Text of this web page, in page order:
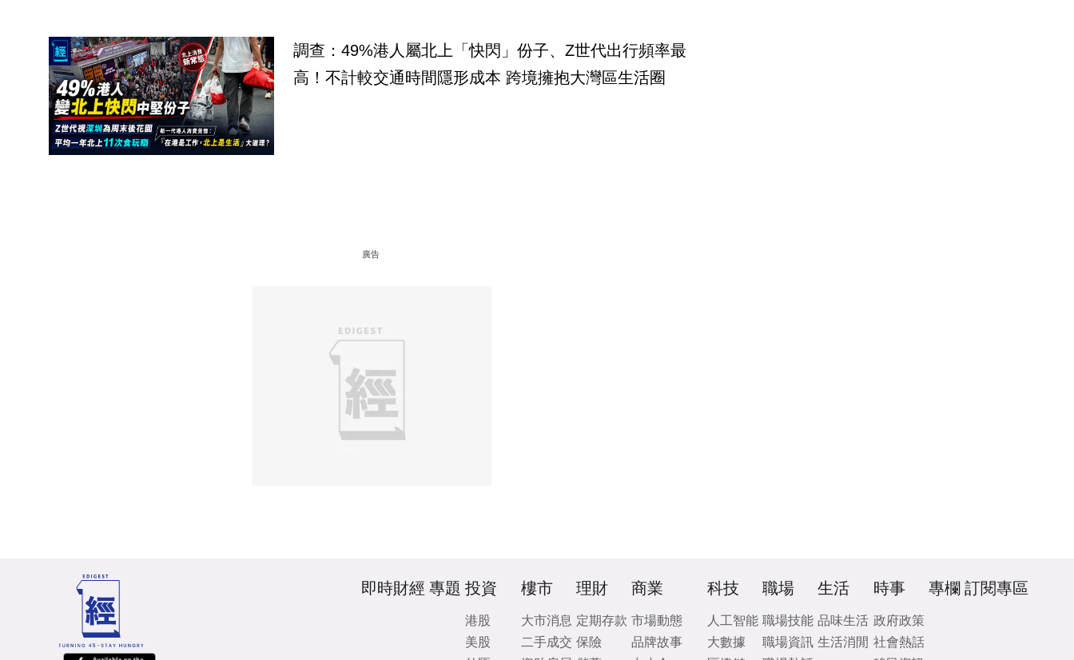
調查：49%港人屬北上「快閃」份子、Z世代出行頻率最
高！不計較交通時間隱形成本 跨境擁抱大灣區生活圈
廣告
即時財經 專題 投資
港股
美股
樓市
大市消息
二手成交
理財
定期存款
保險
商業
市場動態
品牌故事
科技
人工智能
大數據
職場
職場技能
職場資訊
生活
品味生活
生活消閒
時事
政府政策
社會熱話
專欄 訂閱專區